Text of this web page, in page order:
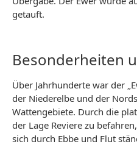
getauft.
Besonderheiten
Über Jahrhunderte war der
der Niederelbe und der
Wattengebiete. Durch die
der Lage Reviere zu
sich durch Ebbe und Flut